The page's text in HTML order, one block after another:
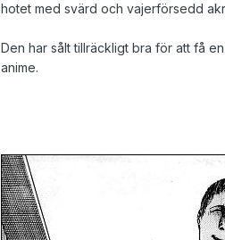
hotet med svärd och vajerförsedd
Den har sålt tillräckligt bra för att få
anime.